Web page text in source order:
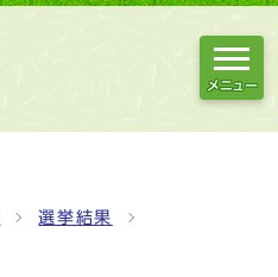
メニュー
選挙結果